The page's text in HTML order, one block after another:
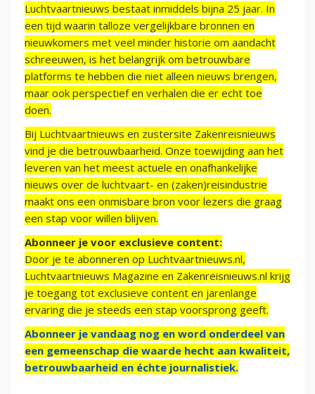
Luchtvaartnieuws bestaat inmiddels bijna 25 jaar. In
een tijd waarin talloze vergelijkbare bronnen en
nieuwkomers met veel minder historie om aandacht
schreeuwen, is het belangrijk om betrouwbare
platforms te hebben die niet alleen nieuws brengen,
maar ook perspectief en verhalen die er echt toe
doen.
Bij Luchtvaartnieuws en zustersite Zakenreisnieuws
vind je die betrouwbaarheid. Onze toewijding aan het
leveren van het meest actuele en onafhankelijke
nieuws over de luchtvaart- en (zaken)reisindustrie
maakt ons een onmisbare bron voor lezers die graag
een stap voor willen blijven.
Abonneer je voor exclusieve content:
Door je te abonneren op Luchtvaartnieuws.nl,
Luchtvaartnieuws Magazine en Zakenreisnieuws.nl krijg
je toegang tot exclusieve content en jarenlange
ervaring die je steeds een stap voorsprong geeft.
Abonneer je vandaag nog en word onderdeel van
een gemeenschap die waarde hecht aan kwaliteit,
betrouwbaarheid en échte journalistiek.